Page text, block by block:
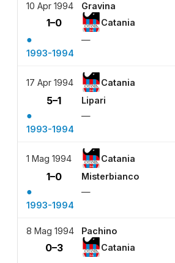
10 Apr 1994 Gravina
1–0 Catania
●
—
1993-1994
17 Apr 1994 Catania
5–1 Lipari
●
—
1993-1994
1 Mag 1994 Catania
1–0 Misterbianco
●
—
1993-1994
8 Mag 1994 Pachino
0–3 Catania